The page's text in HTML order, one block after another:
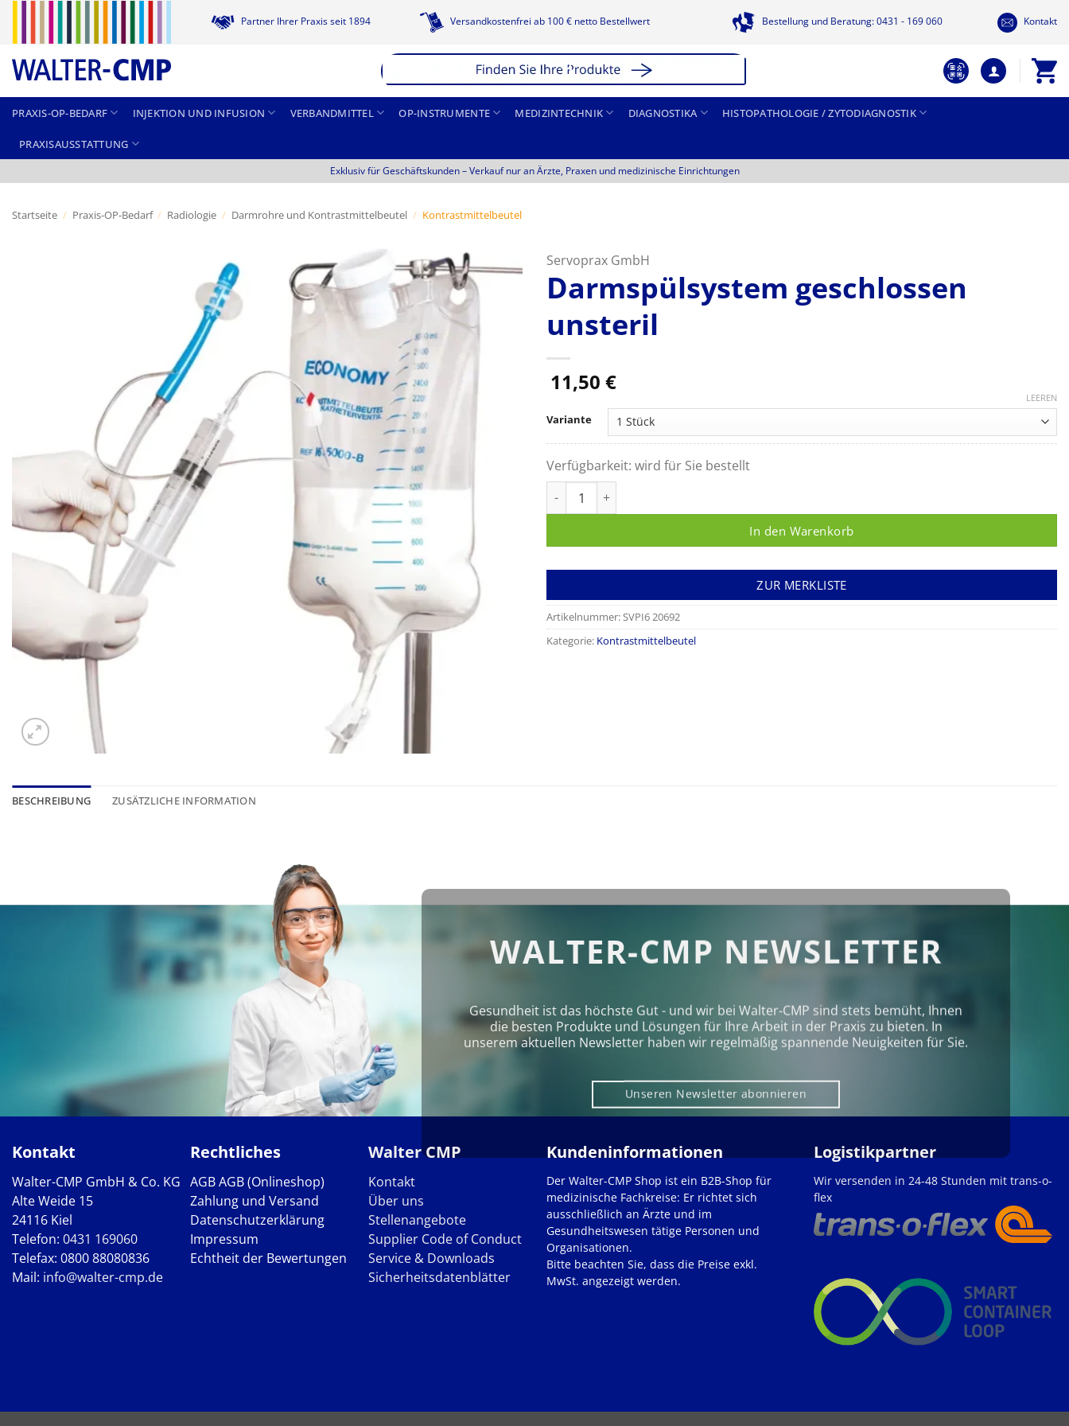
springen
Partner Ihrer Praxis seit 1894 Versandkostenfrei ab 100 € netto Bestellwert Bestellung und Beratung: 0431 - 169 060 Kontakt
PRAXIS-OP-BEDARF INJEKTION UND INFUSION VERBANDMITTEL OP-INSTRUMENTE MEDIZINTECHNIK DIAGNOSTIKA HISTOPATHOLOGIE / ZYTODIAGNOSTIK
PRAXISAUSSTATTUNG
Exklusiv für Geschäftskunden –Verkauf nur an Ärzte, Praxen und medizinische Einrichtungen
Startseite / Praxis-OP-Bedarf / Radiologie / Darmrohre und Kontrastmittelbeutel / Kontrastmittelbeutel
Servoprax GmbH
Darmspülsystem geschlossen
unsteril
11,50 €
Variante
LEEREN
Verfügbarkeit: wird für Sie bestellt
In den Warenkorb
ZUR MERKLISTE
Artikelnummer:SVPI6 20692
Kategorie: Kontrastmittelbeutel
BESCHREIBUNG ZUSÄTZLICHE INFORMATION
WALTER-CMP NEWSLETTER
Gesundheit ist das höchste Gut - und wir bei Walter‑CMP sind stets bemüht, Ihnen
die besten Produkte und Lösungen für Ihre Arbeit in der Praxis zu bieten. In
unserem aktuellen Newsletter haben wir regelmäßig spannende Neuigkeiten für Sie.
Unseren Newsletter abonnieren
Kontakt
Walter-CMP GmbH & Co. KG
Alte Weide 15
24116 Kiel
Telefon: 0431 169060
Telefax: 0800 88080836
Mail: info@walter-cmp.de
Rechtliches
AGBAGB (Onlineshop)
Zahlung und Versand
Datenschutzerklärung
Impressum
Echtheit der Bewertungen
Walter CMP
Kontakt
Über uns
Stellenangebote
Supplier Code of Conduct
Service & Downloads
Sicherheitsdatenblätter
Kundeninformationen
Der Walter-CMP Shop ist ein B2B-Shop für
medizinische Fachkreise: Er richtet sich
ausschließlich an Ärzte und im
Gesundheitswesen tätige Personen und
Organisationen.
Bitte beachten Sie, dass die Preise exkl.
MwSt. angezeigt werden.
Logistikpartner
Wir versenden in 24-48 Stunden mit trans-o-
flex